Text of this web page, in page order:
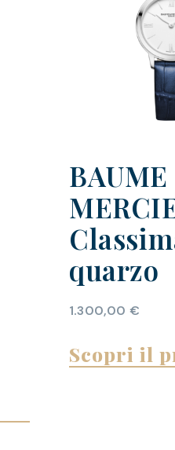
quarzo
1.300,00 €
Scopri il